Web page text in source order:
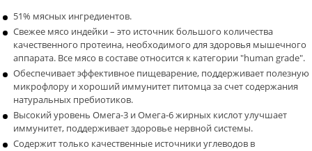
51% мясных ингредиентов.
Свежее мясо индейки – это источник большого количества
качественного протеина, необходимого для здоровья мышечного
аппарата. Все мясо в составе относится к категории "human grade".
Обеспечивает эффективное пищеварение, поддерживает полезную
микрофлору и хороший иммунитет питомца за счет содержания
натуральных пребиотиков.
Высокий уровень Омега-3 и Омега-6 жирных кислот улучшает
иммунитет, поддерживает здоровье нервной системы.
Содержит только качественные источники углеводов в